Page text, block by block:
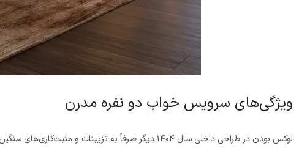
ویژگی‌های سرویس خواب دو نفره مدرن
لوکس بودن در طراحی داخلی سال ۱۴۰۴ دیگر صرفاً به تزیینات و منبت‌کاری‌های سنگین محدود نمی‌شود. کیفیت متریال، دوام محصول، و طراحی هوشمندانه که به زندگی روزمره کمک کند، تعریف کننده